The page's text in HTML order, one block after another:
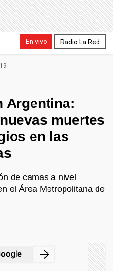
En vivo Radio La Red
Argentina:
muertes
en las
de camas a nivel
el Área Metropolitana de